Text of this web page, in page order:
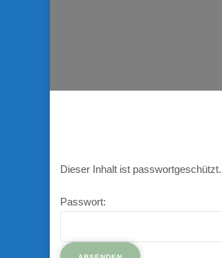
Dieser Inhalt ist
Passwort: